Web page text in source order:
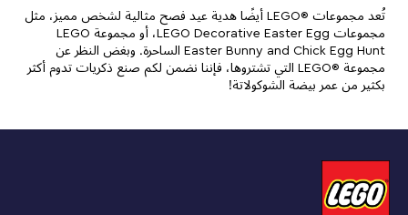
تُعد مجموعات ®LEGO أيضًا هدية عيد فصح مثالية لشخص مميز، مثل
مجموعات LEGO Decorative Easter Egg، أو مجموعة LEGO
Easter Bunny and Chick Egg Hunt الساحرة. وبغض النظر عن
مجموعة ®LEGO التي تشتروها، فإننا نضمن لكم صنع ذكريات تدوم أكثر
بكثير من عمر بيضة الشوكولاتة!